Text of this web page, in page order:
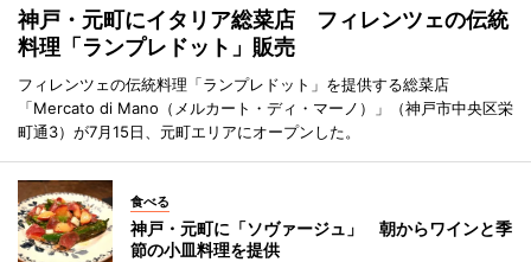
神戸・元町にイタリア総菜店 フィレンツェの伝統
料理「ランプレドット」販売
フィレンツェの伝統料理「ランプレドット」を提供する総菜店
「Mercato di Mano（メルカート・ディ・マーノ）」（神戸市中央区栄
町通3）が7月15日、元町エリアにオープンした。
食べる
神戸・元町に「ソヴァージュ」 朝からワインと季
節の小皿料理を提供